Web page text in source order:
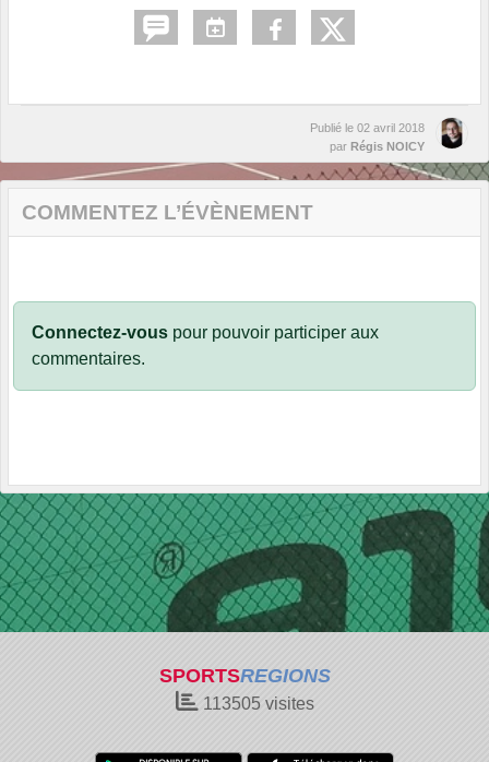
Publié le 02 avril 2018
par Régis NOICY
COMMENTEZ L’ÉVÈNEMENT
Connectez-vous pour pouvoir participer aux
commentaires.
SPORTSREGIONS
113505 visites